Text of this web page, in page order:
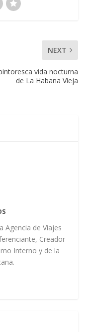
NEXT
vida nocturna
de La Habana Vieja
Agencia de Viajes
Creador
Interno y de la